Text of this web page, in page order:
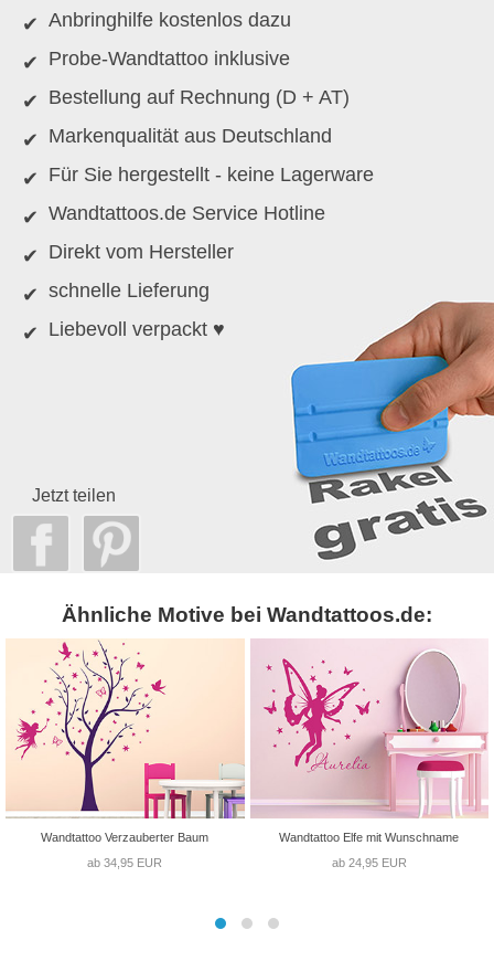
Anbringhilfe kostenlos dazu
Probe-Wandtattoo inklusive
Bestellung auf Rechnung (D + AT)
Markenqualität aus Deutschland
Für Sie hergestellt - keine Lagerware
Wandtattoos.de Service Hotline
Direkt vom Hersteller
schnelle Lieferung
Liebevoll verpackt ♥
Jetzt teilen
Ähnliche Motive bei Wandtattoos.de:
Wandtattoo Verzauberter Baum
ab 34,95 EUR
Wandtattoo Elfe mit Wunschname
ab 24,95 EUR